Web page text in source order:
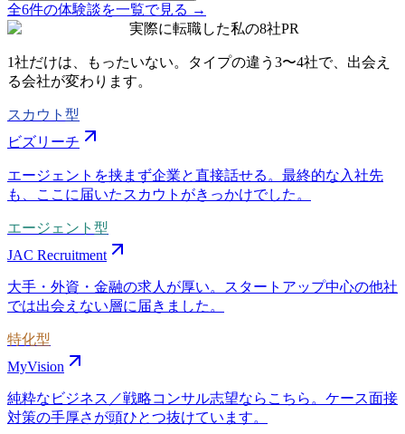
全6件の体験談を一覧で見る →
実際に転職した私の8社PR
1社だけは、もったいない。タイプの違う 3〜4社で、出会え
る会社が変わります。
スカウト型
ビズリーチ
エージェントを挟まず企業と直接話せる。最終的な入社先
も、ここに届いたスカウトがきっかけでした。
エージェント型
JAC Recruitment
大手・外資・金融の求人が厚い。スタートアップ中心の他社
では出会えない層に届きました。
特化型
MyVision
純粋なビジネス／戦略コンサル志望ならこちら。ケース面接
対策の手厚さが頭ひとつ抜けています。